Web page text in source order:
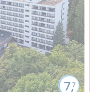
7,7